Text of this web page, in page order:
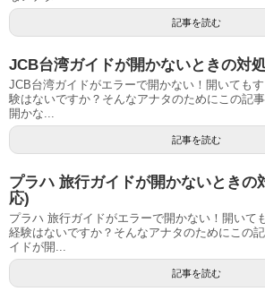
記事を読む
JCB台湾ガイドが開かないときの対
JCB台湾ガイドがエラーで開かない！開いても
験はないですか？そんなアナタのためにこの記
開かな...
記事を読む
プラハ 旅行ガイドが開かないとき
応)
プラハ 旅行ガイドがエラーで開かない！開いて
経験はないですか？そんなアナタのためにこの
イドが開...
記事を読む